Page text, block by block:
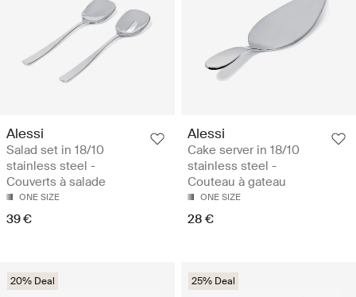
Alessi
Salad set in 18/10
stainless steel -
Couverts à salade
ONE SIZE
39 €
Alessi
Cake server in 18/10
stainless steel -
Couteau à gateau
ONE SIZE
28 €
20% Deal 25% Deal